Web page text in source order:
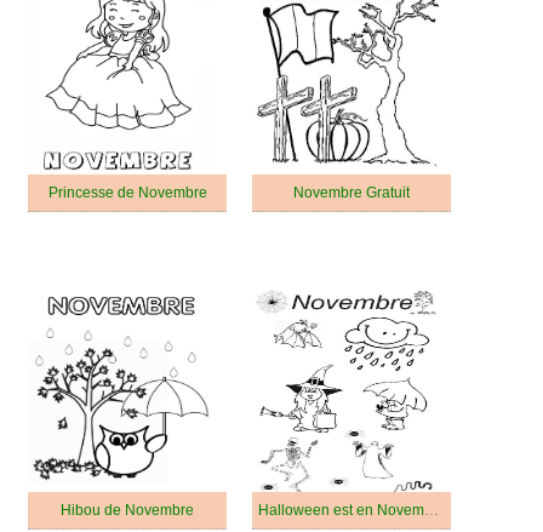
Princesse de Novembre Novembre Gratuit
Hibou de Novembre Halloween est en Novembre